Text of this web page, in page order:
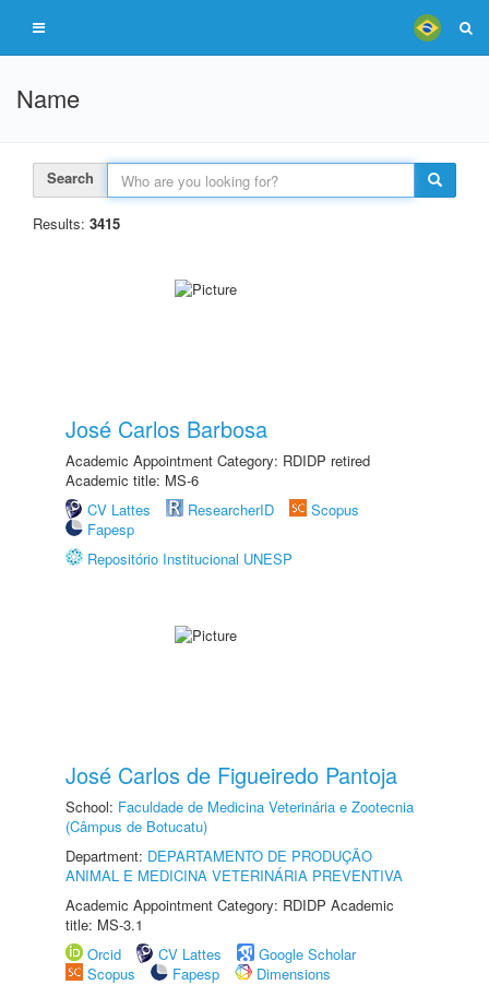
Name
Search
Results: 3415
José Carlos Barbosa
Academic Appointment Category: RDIDP retired
Academic title: MS-6
CV Lattes
ResearcherID
Scopus
Fapesp
Repositório Institucional UNESP
José Carlos de Figueiredo Pantoja
School: Faculdade de Medicina Veterinária e Zootecnia
(Câmpus de Botucatu)
Department: DEPARTAMENTO DE PRODUÇÃO
ANIMAL E MEDICINA VETERINÁRIA PREVENTIVA
Academic Appointment Category: RDIDP Academic
title: MS-3.1
Orcid
CV Lattes
Google Scholar
Scopus
Fapesp
Dimensions